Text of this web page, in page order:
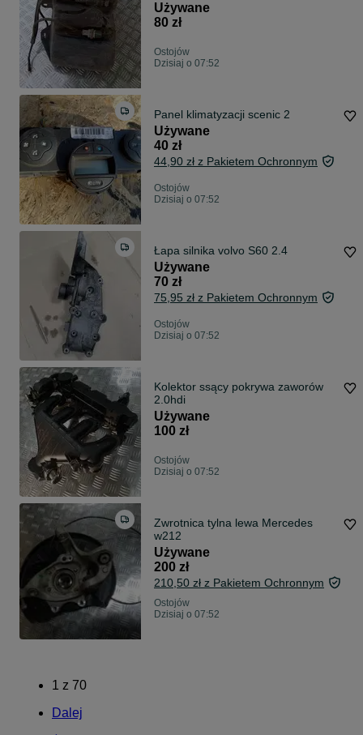
Używane
80 zł
Ostojów
Dzisiaj o 07:52
Panel klimatyzacji scenic 2
Używane
40 zł
44,90 zł z Pakietem Ochronnym
Ostojów
Dzisiaj o 07:52
Łapa silnika volvo S60 2.4
Używane
70 zł
75,95 zł z Pakietem Ochronnym
Ostojów
Dzisiaj o 07:52
Kolektor ssący pokrywa zaworów
2.0hdi
Używane
100 zł
Ostojów
Dzisiaj o 07:52
Zwrotnica tylna lewa Mercedes
w212
Używane
200 zł
210,50 zł z Pakietem Ochronnym
Ostojów
Dzisiaj o 07:52
1 z 70
Dalej